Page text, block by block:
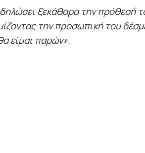
δηλώσει ξεκάθαρα την
την προσωπική του
είμαι παρών».